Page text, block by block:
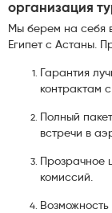
организация
Мы берем на себя
Египет с Астаны.
Гарантия
контрактам
Полный
встречи в
Прозрачное
комиссий.